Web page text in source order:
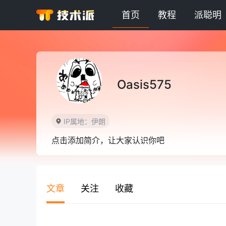
首页 教程 派聪明
Oasis575
IP属地：伊朗
点击添加简介，让大家认识你吧
文章 关注 收藏